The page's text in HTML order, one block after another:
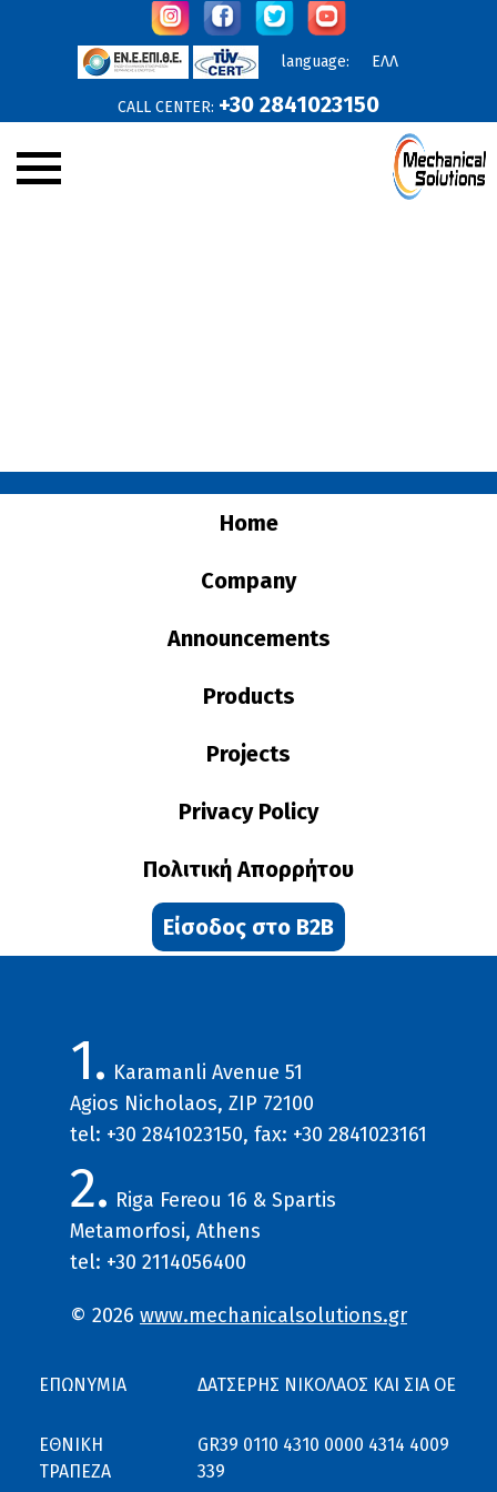
CALL CENTER: +30 2841023150
language: ΕΛΛ
Online Offers
Downloads
Home
Company
Announcements
Products
Projects
Privacy Policy
Πολιτική Απορρήτου
Είσοδος στο B2B
1. Karamanli Avenue 51
Agios Nicholaos, ZIP 72100
tel: +30 2841023150, fax: +30 2841023161
2. Riga Fereou 16 & Spartis
Metamorfosi, Athens
tel: +30 2114056400
© 2026 www.mechanicalsolutions.gr
ΕΠΩΝΥΜΙΑ ΔΑΤΣΕΡΗΣ ΝΙΚΟΛΑΟΣ ΚΑΙ ΣΙΑ ΟΕ
ΕΘΝΙΚΗ
ΤΡΑΠΕΖΑ
GR39 0110 4310 0000 4314 4009
339